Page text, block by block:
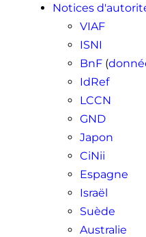
Notices
VIAF
ISNI
BnF(
IdRef
LCCN
GND
Japon
CiNii
Espagne
Israël
Suède
Australie